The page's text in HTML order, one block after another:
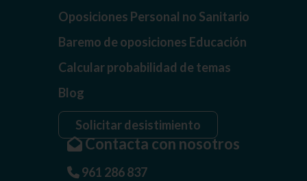
Oposiciones Personal no Sanitario
Baremo de oposiciones Educación
Calcular probabilidad de temas
Blog
Solicitar desistimiento
Contacta con nosotros
961 286 837